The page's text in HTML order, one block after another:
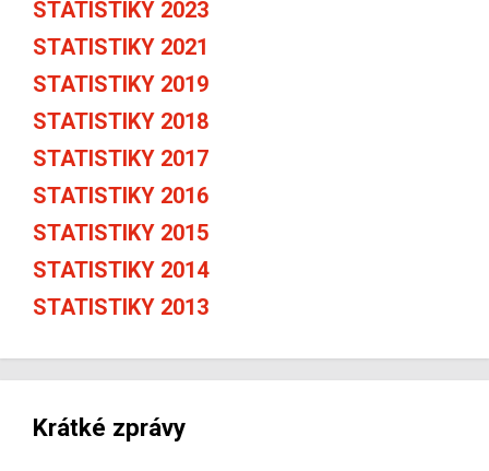
STATISTIKY 2023
STATISTIKY 2021
STATISTIKY 2019
STATISTIKY 2018
STATISTIKY 2017
STATISTIKY 2016
STATISTIKY 2015
STATISTIKY 2014
STATISTIKY 2013
Krátké zprávy